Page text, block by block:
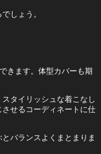
しょう。
きます。体型カバーも期
タイリッシュな着こなし
せるコーディネートに仕
バランスよくまとまりま